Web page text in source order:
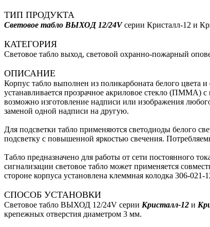
ТИП ПРОДУКТА
Световое табло ВЫХОД 12/24Vсерии Кристалл-12 и
КАТЕГОРИЯ
Световое табло выход, световой охранно-пожарный
ОПИСАНИЕ
Корпус табло выполнен из поликарбоната белого
устанавливается прозрачное акриловое стекло (ПММА)
возможно изготовление надписи или изображения
заменой одной надписи на другую.
Для подсветки табло применяются светодиоды белого
подсветку с повышенной яркостью свечения.
Табло предназначено для работы от сети постоянного
сигнализации световое табло может применяется
стороне корпуса установлена клеммная колодка 306-021-
СПОСОБ УСТАНОВКИ
Световое табло ВЫХОД 12/24V серии Кристалл-12 и
крепежных отверстия диаметром 3 мм.